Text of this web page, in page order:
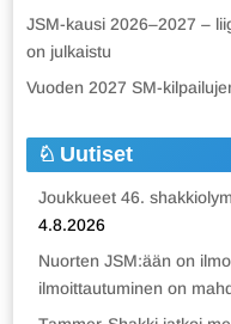
JSM-kausi 2026–2027 –
on julkaistu
Vuoden 2027 SM-
Uutiset
Joukkueet 46.
4.8.2026
Nuorten JSM:ään on
ilmoittautuminen on